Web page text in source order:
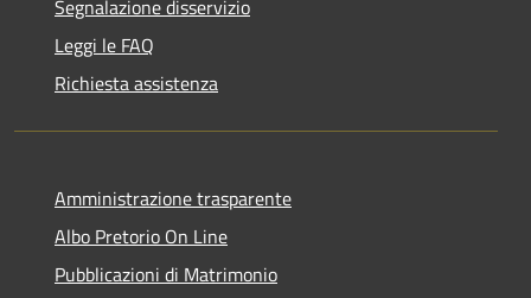
Segnalazione disservizio
Leggi le FAQ
Richiesta assistenza
Amministrazione trasparente
Albo Pretorio On Line
Pubblicazioni di Matrimonio